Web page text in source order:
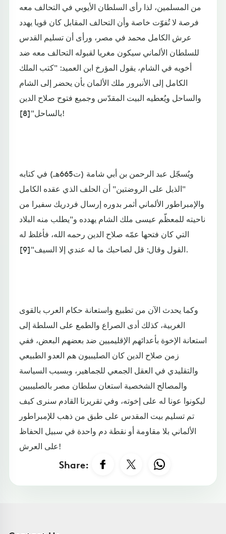
من المسلمين، لذا رأى السلطان الأيوبي في التحالف معه
فرصة لا تُفوّت خاصة وأن التحالف المقابل كان قويا يهدد
عرش الكامل محمد في مصر، ورأى أن تسليم القدس
للسلطان الألماني سيكون مغريا لقبوله التحالف معه ضد
أخويه في الشام، يقول المؤرخ ابن العميد: "كتب الملك
الكامل إلى الأنبرور ملك الألمان بأن يحضر إلى الشام
والساحل ويُعطيه البيت المقدّس وجميع فتوح صلاح الدين
بالساحل"[8]!
ويُسجّل عبد الرحمن بن أبي شامة (ت665هـ) في كتابه
"الذيل على الروضتين" أن الحلف الذي عقده الكامل
والإمبراطور الألماني أثمر بدوره إرسال فردريك سفيرا من
ناحيته للمعظّم عيسى ملك الشام يهدده و"يطلب منه البلاد
التي كان فتحها عمّه صلاح الدين رحمه الله، فأغلظ له
القول وقال: قل لصاحبك ما له عندي إلا السيف"[9].
وكما يحدث الآن من تطبيع واستعانة حكام العرب بالقوى
الغربية، كذلك أدى الصراع والطمع على السلطة إلى
استعانة الإخوة بأعدائهم الإقليميين ضد بعضهم البعض، ففي
زمن صلاح الدين كان الصليبيون هم العدو الطبيعي
والتقليدي في العقل الجمعي للجماهير، وبسبب السياسة
والمصالح الشخصية استعان سلطان مصر بالصليبيين
ليكونوا عونا له على إخوته، وفي تقريرنا القادم سنرى كيف
تم تسليم بيت المقدس على طبق من ذهب للإمبراطور
الألماني بلا مقاومة أو نقطة دم واحدة في سبيل الحفاظ
على العرش!
Share: